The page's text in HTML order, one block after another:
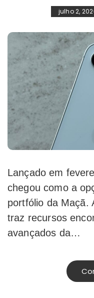
julho 2,
Lançado em fevereiro de 2025, o iPhone 16e
chegou como a
portfólio da Maçã.
traz recursos
avançados da…